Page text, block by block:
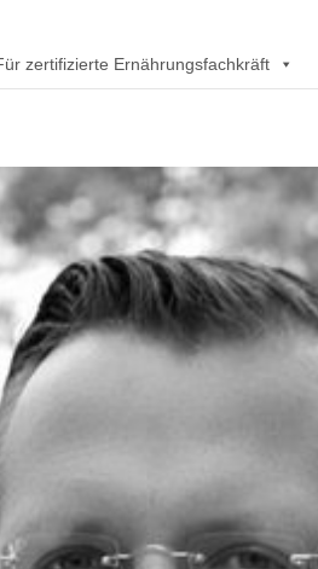
zertifizierte Ernährungsfachkräft